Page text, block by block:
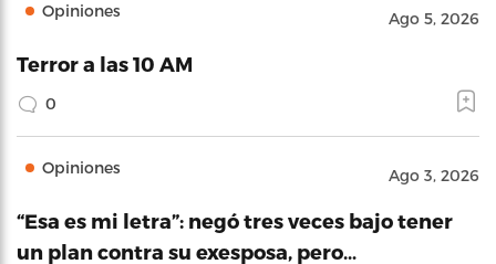
Opiniones Ago 5, 2026
Terror a las 10 AM
0
Opiniones Ago 3, 2026
“Esa es mi letra”: negó tres veces bajo tener
un plan contra su exesposa, pero…